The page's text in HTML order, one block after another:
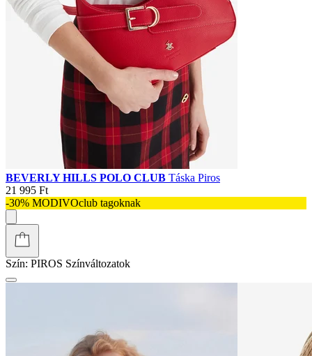
BEVERLY HILLS POLO CLUB Táska Piros
21 995 Ft
-30% MODIVOclub tagoknak
Szín: PIROS Színváltozatok